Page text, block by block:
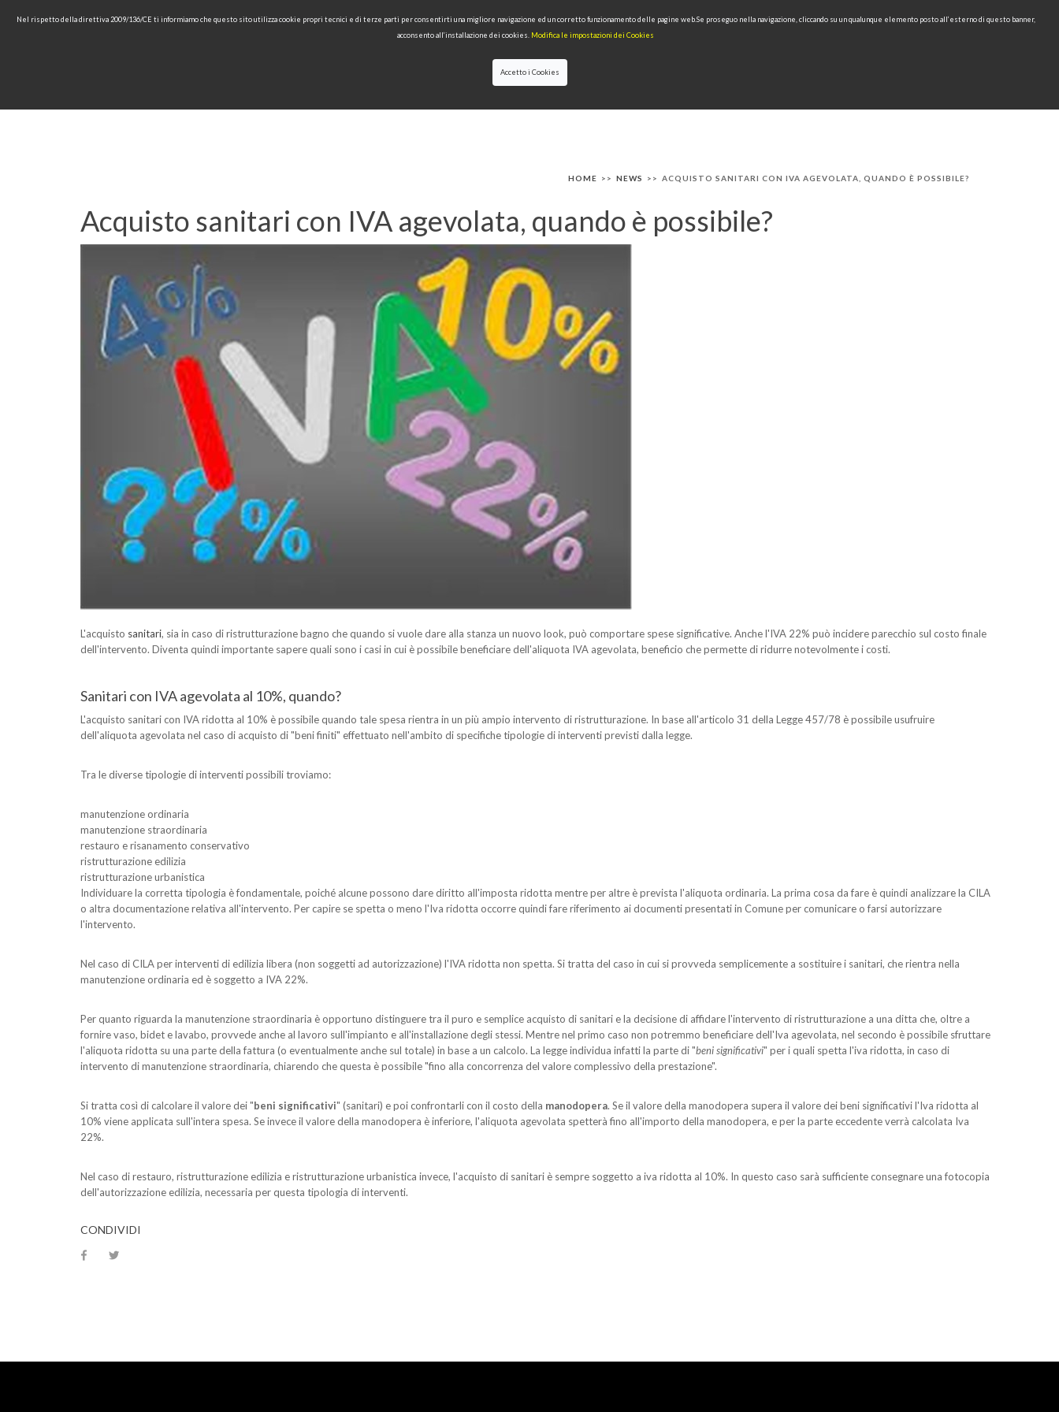
RU
HOME >> NEWS >> ACQUISTO SANITARI CON IVA AGEVOLATA, QUANDO È POSSIBILE?
Acquisto sanitari con IVA agevolata, quando è possibile?
L'acquisto sanitari, sia in caso di ristrutturazione bagno che quando si vuole dare alla stanza un nuovo look, può comportare spese significative. Anche l'IVA 22% può incidere parecchio sul costo finale
dell'intervento. Diventa quindi importante sapere quali sono i casi in cui è possibile beneficiare dell'aliquota IVA agevolata, beneficio che permette di ridurre notevolmente i costi.
Sanitari con IVA agevolata al 10%, quando?
L'acquisto sanitari con IVA ridotta al 10% è possibile quando tale spesa rientra in un più ampio intervento di ristrutturazione. In base all'articolo 31 della Legge 457/78 è possibile usufruire
dell'aliquota agevolata nel caso di acquisto di "beni finiti" effettuato nell'ambito di specifiche tipologie di interventi previsti dalla legge.
Tra le diverse tipologie di interventi possibili troviamo:
manutenzione ordinaria
manutenzione straordinaria
restauro e risanamento conservativo
ristrutturazione edilizia
ristrutturazione urbanistica
Individuare la corretta tipologia è fondamentale, poiché alcune possono dare diritto all'imposta ridotta mentre per altre è prevista l'aliquota ordinaria. La prima cosa da fare è quindi analizzare la CILA
o altra documentazione relativa all'intervento. Per capire se spetta o meno l'Iva ridotta occorre quindi fare riferimento ai documenti presentati in Comune per comunicare o farsi autorizzare
l'intervento.
Nel caso di CILA per interventi di edilizia libera (non soggetti ad autorizzazione) l'IVA ridotta non spetta. Si tratta del caso in cui si provveda semplicemente a sostituire i sanitari, che rientra nella
manutenzione ordinaria ed è soggetto a IVA 22%.
Per quanto riguarda la manutenzione straordinaria è opportuno distinguere tra il puro e semplice acquisto di sanitari e la decisione di affidare l'intervento di ristrutturazione a una ditta che, oltre a
fornire vaso, bidet e lavabo, provvede anche al lavoro sull'impianto e all'installazione degli stessi. Mentre nel primo caso non potremmo beneficiare dell'Iva agevolata, nel secondo è possibile sfruttare
l'aliquota ridotta su una parte della fattura (o eventualmente anche sul totale) in base a un calcolo. La legge individua infatti la parte di "beni significativi" per i quali spetta l'iva ridotta, in caso di
intervento di manutenzione straordinaria, chiarendo che questa è possibile "fino alla concorrenza del valore complessivo della prestazione".
Si tratta così di calcolare il valore dei "beni significativi" (sanitari) e poi confrontarli con il costo della manodopera. Se il valore della manodopera supera il valore dei beni significativi l'Iva ridotta al
10% viene applicata sull'intera spesa. Se invece il valore della manodopera è inferiore, l'aliquota agevolata spetterà fino all'importo della manodopera, e per la parte eccedente verrà calcolata Iva
22%.
Nel caso di restauro, ristrutturazione edilizia e ristrutturazione urbanistica invece, l'acquisto di sanitari è sempre soggetto a iva ridotta al 10%. In questo caso sarà sufficiente consegnare una fotocopia
dell'autorizzazione edilizia, necessaria per questa tipologia di interventi.
CONDIVIDI
Nel rispetto della direttiva 2009/136/CE ti informiamo che questo sito utilizza cookie propri tecnici e di terze parti per consentirti una migliore navigazione ed un corretto funzionamento delle pagine web.Se proseguo nella navigazione, cliccando su un qualunque elemento posto all’esterno di questo banner,
acconsento all’installazione dei cookies. Modifica le impostazioni dei Cookies
Accetto i Cookies